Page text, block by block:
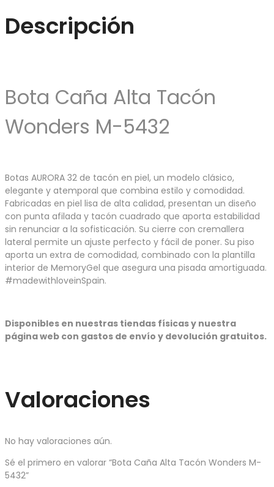
Descripción
Bota Caña Alta Tacón
Wonders M-5432
Botas AURORA 32 de tacón en piel, un modelo clásico,
elegante y atemporal que combina estilo y comodidad.
Fabricadas en piel lisa de alta calidad, presentan un diseño
con punta afilada y tacón cuadrado que aporta estabilidad
sin renunciar a la sofisticación. Su cierre con cremallera
lateral permite un ajuste perfecto y fácil de poner. Su piso
aporta un extra de comodidad, combinado con la plantilla
interior de MemoryGel que asegura una pisada amortiguada.
#madewithloveinSpain.
Disponibles en nuestras tiendas físicas y nuestra
página web con gastos de envío y devolución gratuitos.
Valoraciones
No hay valoraciones aún.
Sé el primero en valorar “Bota Caña Alta Tacón Wonders M-
5432”